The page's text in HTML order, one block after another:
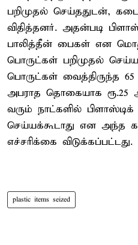
பறிமுதல் செய்ததுடன்,
விதித்தனர். அதன்படி
பாலித்தீன் பைகள் என
பொருட்கள் பறிமுதல்
பொருட்கள் வைத்திருந்த 65
அபராத தொகையாக ரூ.25
வரும் நாட்களில்
செய்யக்கூடாது என அந்த
எச்சரிக்கை விடுக்கப்பட்டது.
plastic items seized